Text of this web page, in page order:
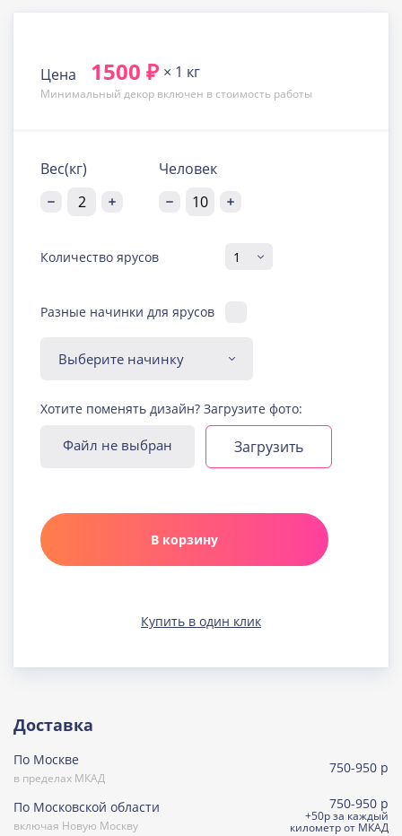
Цена 1500 ₽ × 1 кг
Минимальный декор включен в стоимость работы
Вес(кг) Человек
Количество ярусов
Разные начинки для ярусов
Диабетическая-
безглютеновая начинка
Узнать подробнее о начинке
Йогуртовая с ягодами
Узнать подробнее о начинке
Карамельная
Узнать подробнее о начинке
(постная)
Сметанная
Узнать подробнее о начинке
Хотите поменять дизайн? Загрузите фото:
Файл не выбран Загрузить
В корзину
Купить в один клик
Доставка
По Москве
в пределах МКАД
750-950 р
По Московской области
включая Новую Москву
750-950 р
+50р за каждый
километр от МКАД